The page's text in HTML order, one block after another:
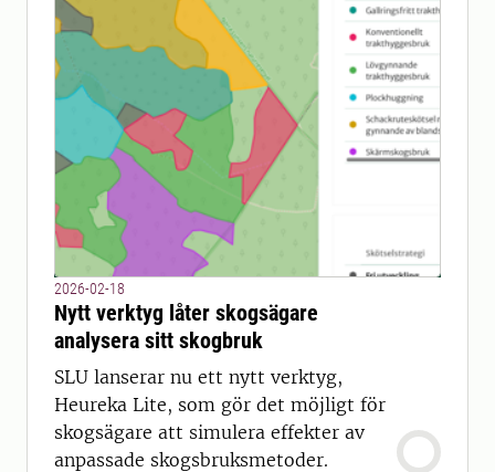
2026-02-18
Nytt verktyg låter skogsägare
analysera sitt skogbruk
SLU lanserar nu ett nytt verktyg,
Heureka Lite, som gör det möjligt för
skogsägare att simulera effekter av
anpassade skogsbruksmetoder.